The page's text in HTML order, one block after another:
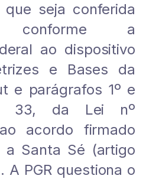
seja conferida
conforme a
ao dispositivo
e Bases da
e parágrafos 1º e
33, da Lei nº
acordo firmado
Santa Sé (artigo
A PGR questiona o